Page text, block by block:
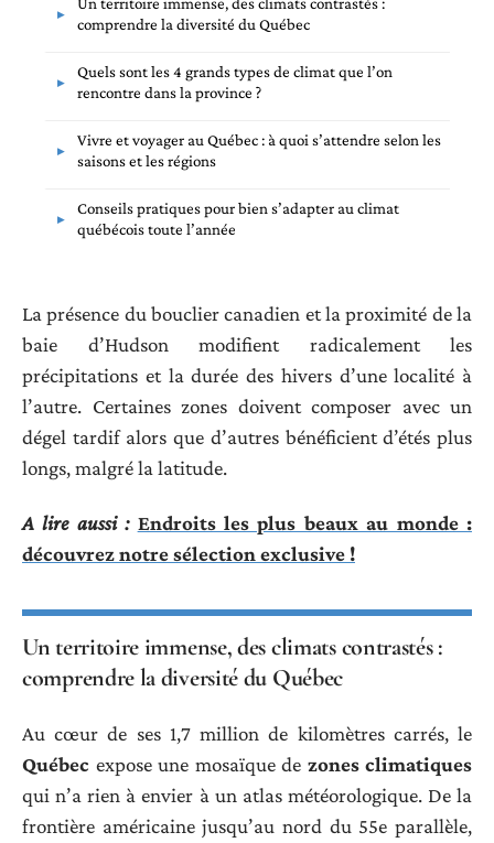
Un territoire immense, des climats contrastés :
comprendre la diversité du Québec
Quels sont les 4 grands types de climat que l’on
rencontre dans la province ?
Vivre et voyager au Québec : à quoi s’attendre selon les
saisons et les régions
Conseils pratiques pour bien s’adapter au climat
québécois toute l’année
La présence du bouclier canadien et la proximité de la
baie d’Hudson modifient radicalement les
précipitations et la durée des hivers d’une localité à
l’autre. Certaines zones doivent composer avec un
dégel tardif alors que d’autres bénéficient d’étés plus
longs, malgré la latitude.
A lire aussi : Endroits les plus beaux au monde :
découvrez notre sélection exclusive !
Un territoire immense, des climats contrastés :
comprendre la diversité du Québec
Au cœur de ses 1,7 million de kilomètres carrés, le
Québec expose une mosaïque de zones climatiques
qui n’a rien à envier à un atlas météorologique. De la
frontière américaine jusqu’au nord du 55e parallèle,